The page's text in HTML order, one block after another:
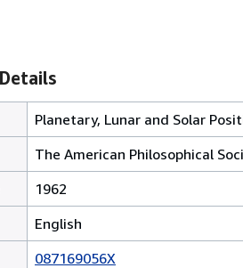
Planetary, Lunar and Solar
The American Philosophical
1962
English
087169056X